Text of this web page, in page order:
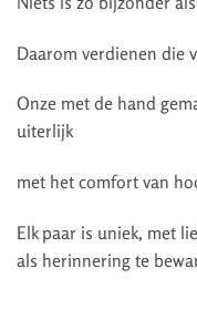
Daarom verdienen die
Onze met de hand
uiterlijk
met het comfort van
Elk paar is uniek, met
als herinnering te